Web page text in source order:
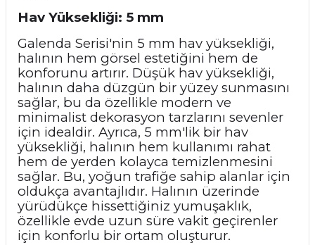
Hav Yüksekliği: 5 mm
Galenda Serisi'nin 5 mm hav yüksekliği,
halının hem görsel estetiğini hem de
konforunu artırır. Düşük hav yüksekliği,
halının daha düzgün bir yüzey sunmasını
sağlar, bu da özellikle modern ve
minimalist dekorasyon tarzlarını sevenler
için idealdir. Ayrıca, 5 mm'lik bir hav
yüksekliği, halının hem kullanımı rahat
hem de yerden kolayca temizlenmesini
sağlar. Bu, yoğun trafiğe sahip alanlar için
oldukça avantajlıdır. Halının üzerinde
yürüdükçe hissettiğiniz yumuşaklık,
özellikle evde uzun süre vakit geçirenler
için konforlu bir ortam oluşturur.